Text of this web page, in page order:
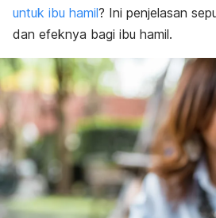
untuk ibu hamil? Ini penjelasan
dan efeknya bagi ibu hamil.